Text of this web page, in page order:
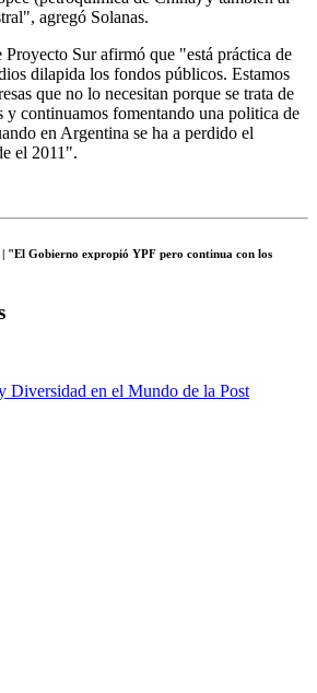
agregó Solanas.
Sur afirmó que "está práctica de
dilapida los fondos públicos. Estamos
que no lo necesitan porque se trata de
y continuamos fomentando una politica de
en Argentina se ha a perdido el
el 2011".
| "El Gobierno expropió YPF pero continua con los
en el Mundo de la Post